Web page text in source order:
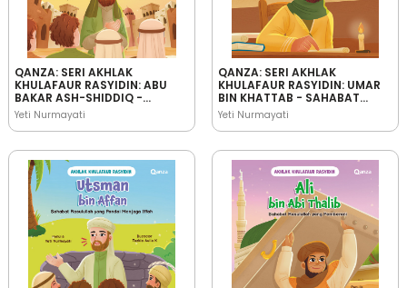
QANZA: SERI AKHLAK
KHULAFAUR RASYIDIN: ABU
BAKAR ASH-SHIDDIQ -
SAHABAT RASULULLAH YANG
JUJUR
Yeti Nurmayati
QANZA: SERI AKHLAK
KHULAFAUR RASYIDIN: UMAR
BIN KHATTAB - SAHABAT
RASULULLAH YANG
BIJAKSANA
Yeti Nurmayati